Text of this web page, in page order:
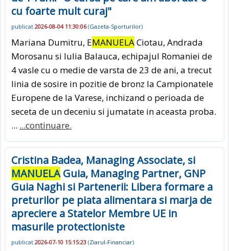
cu foarte mult curaj"
publicat 2026-08-04 11:30:06(Gazeta-Sporturilor)
Mariana Dumitru, EMANUELACiotau, Andrada
Morosanu si Iulia Balauca, echipajul Romaniei de
4 vasle cu o medie de varsta de 23 de ani, a trecut
linia de sosire in pozitie de bronz la Campionatele
Europene de la Varese, inchizand o perioada de
seceta de un deceniu si jumatate in aceasta proba.
... ...continuare.
Cristina Badea, Managing Associate, si
MANUELAGuia, Managing Partner, GNP
Guia Naghi si Partenerii: Libera formare a
preturilor pe piata alimentara si marja de
apreciere a Statelor Membre UE in
masurile protectioniste
publicat 2026-07-10 15:15:23 (Ziarul-Financiar)